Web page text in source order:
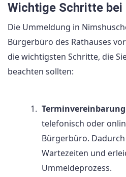
Wichtige Schritte bei
Die Ummeldung in
Bürgerbüro des Rathauses
die wichtigsten Schritte, die
beachten sollten:
Terminvereinbarung
telefonisch oder
Bürgerbüro.
Wartezeiten und
Ummeldeprozess.